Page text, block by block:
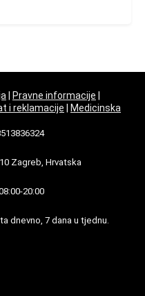
| Pravne informacije |
i reklamacije | Medicinska
Zagreb, Hrvatska
20:00
dnevno, 7 dana u tjednu.